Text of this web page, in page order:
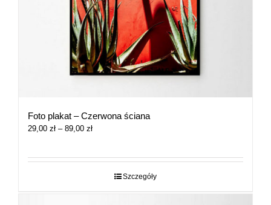
Foto plakat – Czerwona ściana
29,00 zł – 89,00 złZakres
29,00 zł
Szczegóły